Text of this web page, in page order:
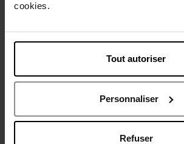
cookies.
Tout autoriser
Personnaliser
Refuser
Nog iets vergeten